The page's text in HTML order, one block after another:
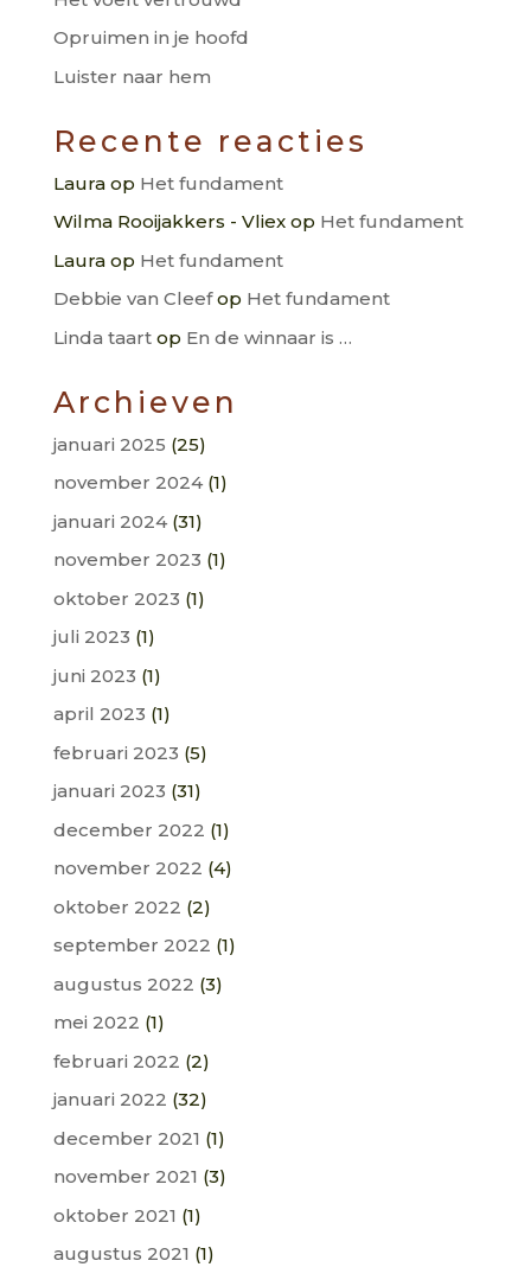
Opruimen in je hoofd
Luister naar hem
Recente reacties
Lauraop Het fundament
Wilma Rooijakkers - Vliexop Het fundament
Lauraop Het fundament
Debbie van Cleefop Het fundament
Linda taartop En de winnaar is …
Archieven
januari 2025 (25)
november 2024(1)
januari 2024(31)
november 2023 (1)
oktober 2023 (1)
juli 2023 (1)
juni 2023 (1)
april 2023 (1)
februari 2023 (5)
januari 2023 (31)
december 2022 (1)
november 2022 (4)
oktober 2022 (2)
september 2022 (1)
augustus 2022 (3)
mei 2022 (1)
februari 2022 (2)
januari 2022 (32)
december 2021 (1)
november 2021 (3)
oktober 2021 (1)
augustus 2021 (1)